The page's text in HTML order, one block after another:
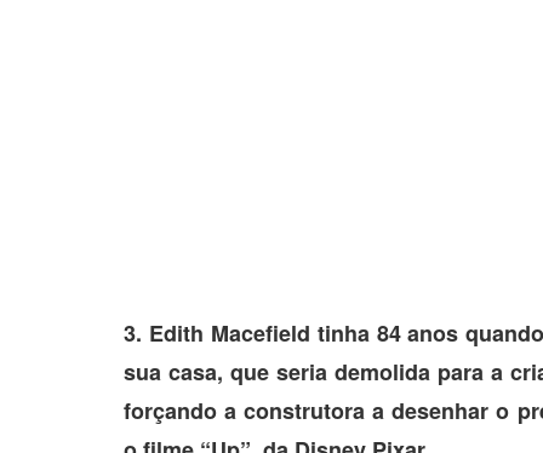
3. Edith Macefield tinha 84 anos
sua casa, que seria demolida para a
forçando a construtora a desenhar o